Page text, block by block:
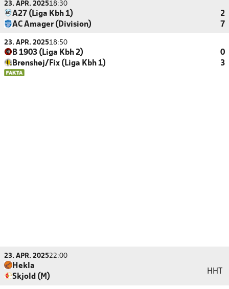
23. APR. 202518:30
A27 (Liga Kbh 1)
2
AC Amager (Division)
7
23. APR. 202518:50
B 1903 (Liga Kbh 2)
0
Brønshøj/Fix (Liga Kbh 1)
3
23. APR. 202522:00
Hekla
Skjold (M)
HHT